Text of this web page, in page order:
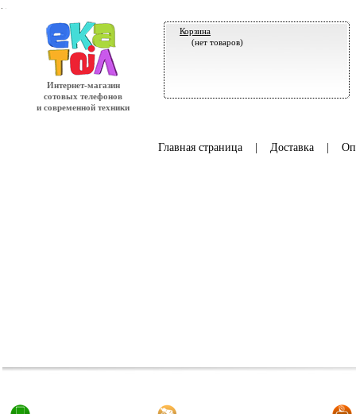
Интернет-магазин
сотовых телефонов
и современной техники
Корзина
(нет товаров)
Главная страница| Доставка|